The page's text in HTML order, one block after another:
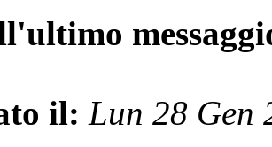
il: Lun 28 Gen